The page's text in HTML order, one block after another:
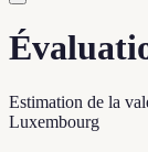
Estimation de la
Luxembourg